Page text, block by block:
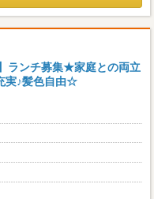
ランチ募集★家庭との両立
実♪髪色自由☆